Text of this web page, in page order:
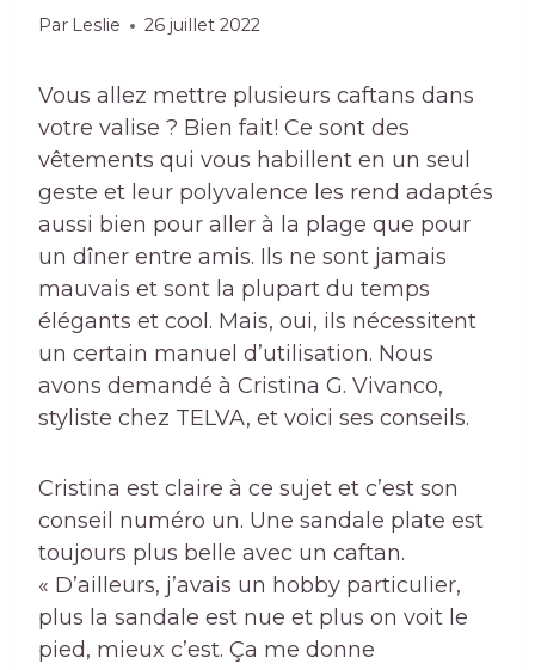
Par Leslie 26 juillet 2022
Vous allez mettre plusieurs caftans dans
votre valise ? Bien fait! Ce sont des
vêtements qui vous habillent en un seul
geste et leur polyvalence les rend adaptés
aussi bien pour aller à la plage que pour
un dîner entre amis. Ils ne sont jamais
mauvais et sont la plupart du temps
élégants et cool. Mais, oui, ils nécessitent
un certain manuel d’utilisation. Nous
avons demandé à Cristina G. Vivanco,
styliste chez TELVA, et voici ses conseils.
Cristina est claire à ce sujet et c’est son
conseil numéro un. Une sandale plate est
toujours plus belle avec un caftan.
« D’ailleurs, j’avais un hobby particulier,
plus la sandale est nue et plus on voit le
pied, mieux c’est. Ça me donne